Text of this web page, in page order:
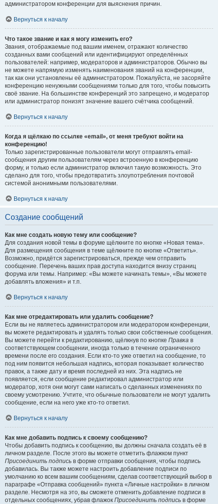
администратором конференции для выяснения причин.
Вернуться к началу
Что такое звание и как я могу изменить его?
Звания, отображаемые под вашим именем, отражают количество
созданных вами сообщений или идентифицируют определённых
пользователей: например, модераторов и администраторов. Обычно вы
не можете напрямую изменять наименования званий на конференции,
так как они установлены её администратором. Пожалуйста, не засоряйте
конференцию ненужными сообщениями только для того, чтобы повысить
своё звание. На большинстве конференций это запрещено, и модератор
или администратор понизят значение вашего счётчика сообщений.
Вернуться к началу
Когда я щёлкаю по ссылке «email», от меня требуют войти на
конференцию!
Только зарегистрированные пользователи могут отправлять email-
сообщения другим пользователям через встроенную в конференцию
форму, и только если администратор включил такую возможность. Это
сделано для того, чтобы предотвратить злоупотребления почтовой
системой анонимными пользователями.
Вернуться к началу
Создание сообщений
Как мне создать новую тему или сообщение?
Для создания новой темы в форуме щёлкните по кнопке «Новая тема».
Для размещения сообщения в теме щёлкните по кнопке «Ответить».
Возможно, придётся зарегистрироваться, прежде чем отправить
сообщение. Перечень ваших прав доступа находится внизу страниц
форума или темы. Например: «Вы можете начинать темы», «Вы можете
добавлять вложения» и т.п.
Вернуться к началу
Как мне отредактировать или удалить сообщение?
Если вы не являетесь администратором или модератором конференции,
вы можете редактировать и удалять только свои собственные сообщения.
Вы можете перейти к редактированию, щёлкнув по кнопке Правка в
соответствующем сообщении, иногда только в течение ограниченного
времени после его создания. Если кто-то уже ответил на сообщение, то
под ним появится небольшая надпись, которая показывает количество
правок, а также дату и время последней из них. Эта надпись не
появляется, если сообщение редактировал администратор или
модератор, хотя они могут сами написать о сделанных изменениях по
своему усмотрению. Учтите, что обычные пользователи не могут удалить
сообщение, если на него уже кто-то ответил.
Вернуться к началу
Как мне добавить подпись к своему сообщению?
Чтобы добавить подпись к сообщению, вы должны сначала создать её в
личном разделе. После этого вы можете отметить флажком пункт
Присоединить подпись в форме отправки сообщения, чтобы подпись
добавилась. Вы также можете настроить добавление подписи по
умолчанию ко всем вашим сообщениям, сделав соответствующий выбор в
параграфе «Отправка сообщений» пункта «Личные настройки» в личном
разделе. Несмотря на это, вы сможете отменить добавление подписи в
отдельных сообщениях, убрав флажок Присоединить подпись в форме